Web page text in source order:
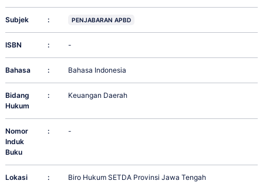
Subjek : PENJABARAN APBD
ISBN : -
Bahasa : Bahasa Indonesia
Bidang
Hukum
: Keuangan Daerah
Nomor
Induk
Buku
: -
Lokasi : Biro Hukum SETDA Provinsi Jawa Tengah